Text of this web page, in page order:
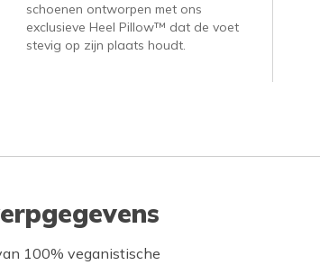
schoenen ontworpen met ons
exclusieve Heel Pillow™ dat de voet
stevig op zijn plaats houdt.
100% veganistische